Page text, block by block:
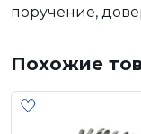
поручение,
Похожие